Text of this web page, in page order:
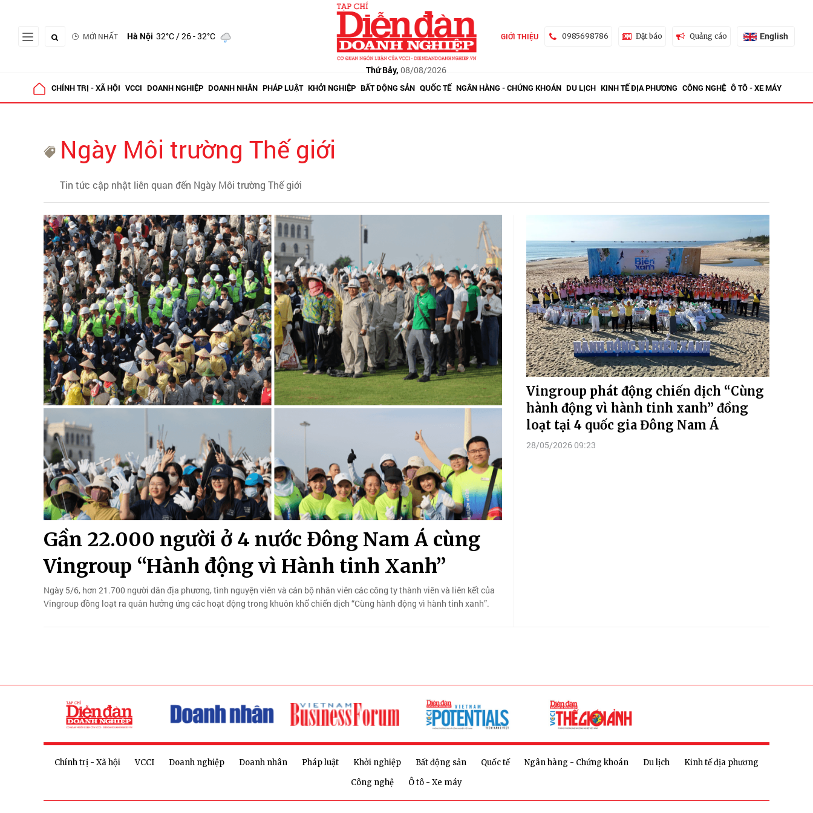
MỚI NHẤT Hà Nội 32°C/ 26 - 32°C
Thứ Bảy, 08/08/2026
GIỚI THIỆU 0985698786 Đặt báo Quảng cáo English
CHÍNH TRỊ - XÃ HỘI VCCI DOANH NGHIỆP DOANH NHÂN PHÁP LUẬT KHỞI NGHIỆP BẤT ĐỘNG SẢN QUỐC TẾ NGÂN HÀNG - CHỨNG KHOÁN DU LỊCH KINH TẾ ĐỊA PHƯƠNG CÔNG NGHỆ Ô TÔ - XE MÁY
Ngày Môi trường Thế giới
Tin tức cập nhật liên quan đến Ngày Môi trường Thế giới
Gần 22.000 người ở 4 nước Đông Nam Á cùng
Vingroup “Hành động vì Hành tinh Xanh”
Ngày 5/6, hơn 21.700 người dân địa phương, tình nguyện viên và cán bộ nhân viên các công ty thành viên và liên kết của
Vingroup đồng loạt ra quân hưởng ứng các hoạt động trong khuôn khổ chiến dịch “Cùng hành động vì hành tinh xanh”.
Vingroup phát động chiến dịch “Cùng
hành động vì hành tinh xanh” đồng
loạt tại 4 quốc gia Đông Nam Á
28/05/2026 09:23
Chính trị - Xã hội VCCI Doanh nghiệp Doanh nhân Pháp luật Khởi nghiệp Bất động sản Quốc tế Ngân hàng - Chứng khoán Du lịch
Kinh tế địa phương
Công nghệ
Ô tô - Xe máy